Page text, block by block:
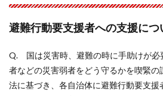
避難行動要支援者への支援につ
Q. 国は災害時、避難の時に手助けが必
者などの災害弱者をどう守るかを喫緊の
法に基づき、各自治体に避難行動要支援